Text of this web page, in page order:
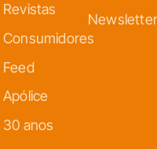
Revistas
Consumidores
Feed
Apólice
30 anos
Newsletter